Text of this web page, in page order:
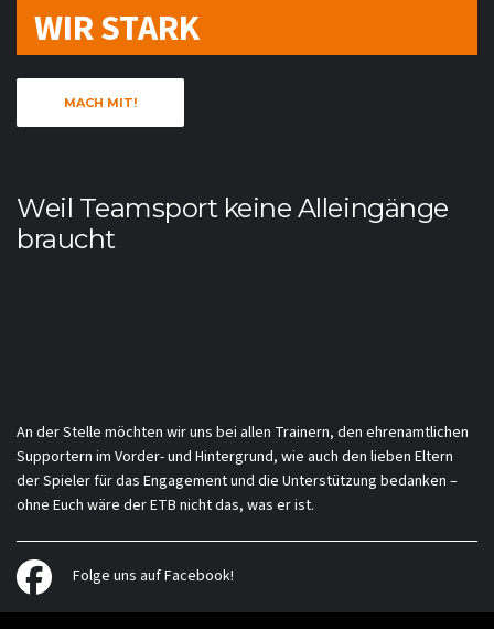
WIR STARK
MACH MIT!
Weil Teamsport keine Alleingänge
braucht
An der Stelle möchten wir uns bei allen Trainern, den ehrenamtlichen
Supportern im Vorder- und Hintergrund, wie auch den lieben Eltern
der Spieler für das Engagement und die Unterstützung bedanken –
ohne Euch wäre der ETB nicht das, was er ist.
Folge uns auf Facebook!